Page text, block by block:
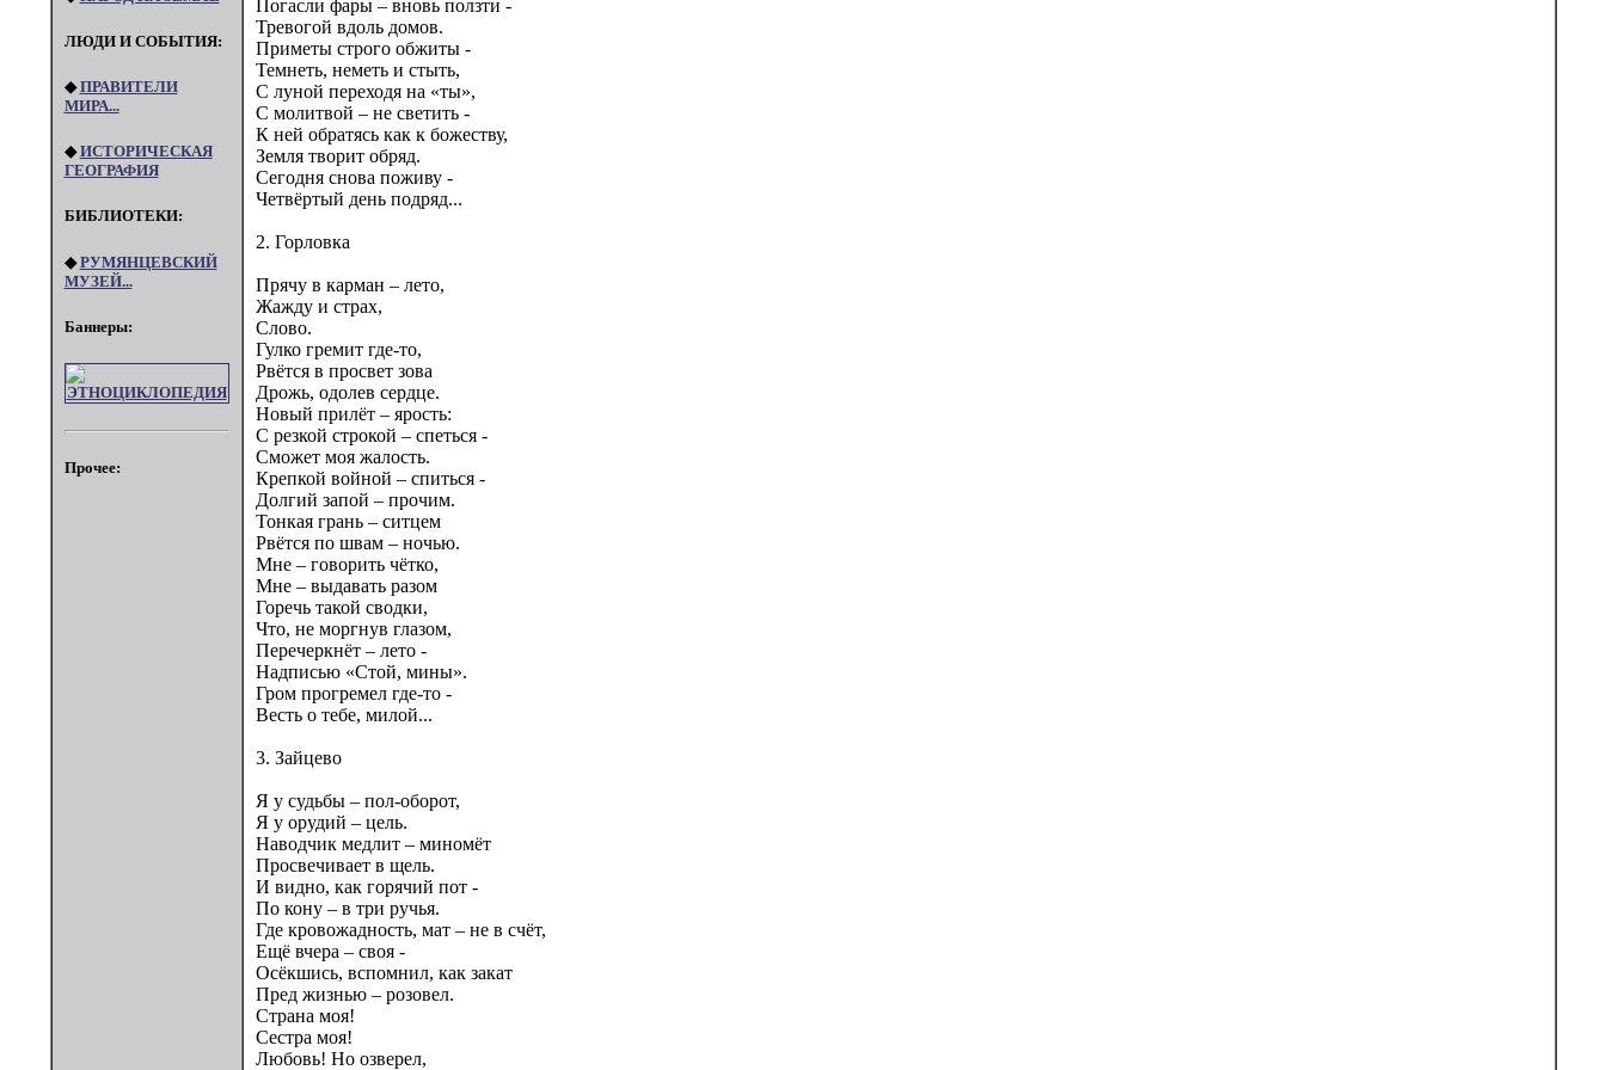
ЛЮДИ И СОБЫТИЯ:
◆ПРАВИТЕЛИ
МИРА...
◆ИСТОРИЧЕСКАЯ
ГЕОГРАФИЯ
БИБЛИОТЕКИ:
◆РУМЯНЦЕВСКИЙ
МУЗЕЙ...
Баннеры:
Прочее:
Погасли фары – вновь ползти -
Тревогой вдоль домов.
Приметы строго обжиты -
Темнеть, неметь и стыть,
С луной переходя на «ты»,
С молитвой – не светить -
К ней обратясь как к божеству,
Земля творит обряд.
Сегодня снова поживу -
Четвёртый день подряд...
2. Горловка
Прячу в карман – лето,
Жажду и страх,
Слово.
Гулко гремит где-то,
Рвётся в просвет зова
Дрожь, одолев сердце.
Новый прилёт – ярость:
С резкой строкой – спеться -
Сможет моя жалость.
Крепкой войной – спиться -
Долгий запой – прочим.
Тонкая грань – ситцем
Рвётся по швам – ночью.
Мне – говорить чётко,
Мне – выдавать разом
Горечь такой сводки,
Что, не моргнув глазом,
Перечеркнёт – лето -
Надписью «Стой, мины».
Гром прогремел где-то -
Весть о тебе, милой...
3. Зайцево
Я у судьбы – пол-оборот,
Я у орудий – цель.
Наводчик медлит – миномёт
Просвечивает в щель.
И видно, как горячий пот -
По кону – в три ручья.
Где кровожадность, мат – не в счёт,
Ещё вчера – своя -
Осёкшись, вспомнил, как закат
Пред жизнью – розовел.
Страна моя!
Сестра моя!
Любовь! Но озверел,